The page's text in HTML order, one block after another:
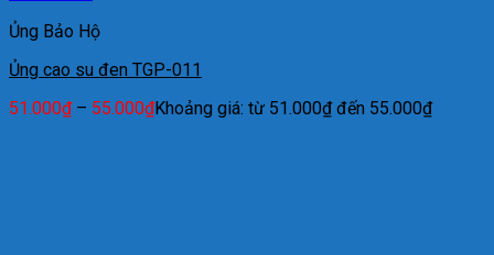
Ủng Bảo Hộ
Ủng cao su đen TGP-011
51.000₫ – 55.000₫Khoảng giá: từ 51.000₫ đến 55.000₫